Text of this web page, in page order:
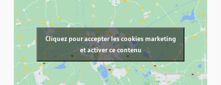
Cliquez pour accepter les cookies marketing
et activer ce contenu